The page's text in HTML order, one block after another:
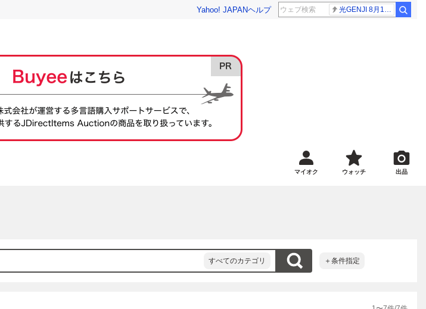
Yahoo! JAPANヘルプ 光GENJI 8月19日
マイオク ウォッチ 出品
すべてのカテゴリ ＋条件指定